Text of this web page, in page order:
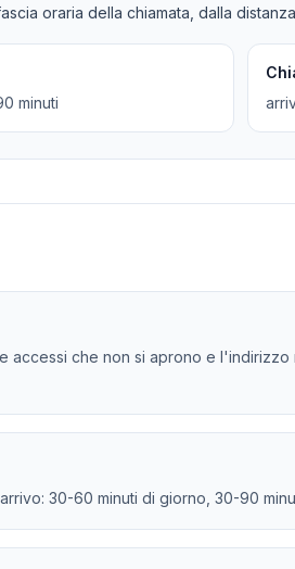
oraria della chiamata, dalla
minuti
che non si aprono e l'indirizzo
30-60 minuti di giorno, 30-90